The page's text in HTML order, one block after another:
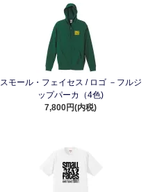
スモール・フェイセス / ロゴ －フルジ
ップパーカ（4色)
7,800円(内税)